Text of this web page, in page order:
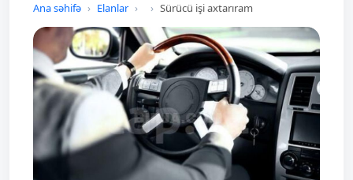
Ana səhifə Elanlar Sürücü işi axtarıram